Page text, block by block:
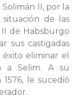
II, por la
de las
II de Habsburgo
sus castigadas
eliminar el
a Selim. A su
le sucedió